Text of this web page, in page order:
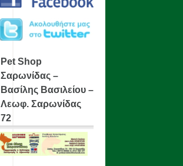
Pet Shop
Σαρωνίδας –
Βασίλης Βασιλείου –
Λεωφ. Σαρωνίδας
72